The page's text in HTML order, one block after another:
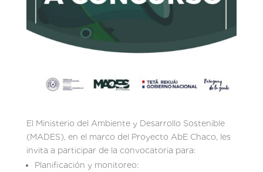
El Ministerio del Ambiente y Desarrollo Sostenible
(MADES), en el marco del Proyecto AbE Chaco, les
invita a participar de la convocatoria para:
Planificación y monitoreo: